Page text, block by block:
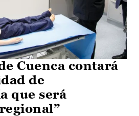
Cuenca contará
de
que será